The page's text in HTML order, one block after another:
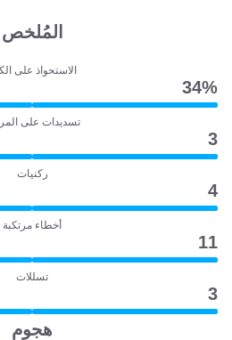
المُلخص
الاستحواذ على
34‎%‎
تسديدات على
3
ركنيات
4
أخطاء مرتكبة
11
تسللات
3
هجوم